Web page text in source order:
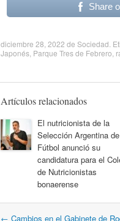
Share
diciembre 28, 2022 de Sociedad .
Japonés Parque Tres de Febrero
Artículos relacionados
El nutricionista de la
Selección Argentina de
Fútbol anunció su
candidatura para el
de Nutricionistas
bonaerense
Navegación
← Cambios en el Gabinete de